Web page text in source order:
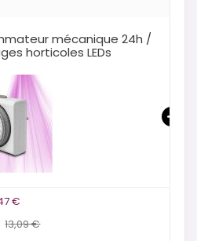
m3/h - Extracteur d'air 2
- Câblé
€
52,59 €